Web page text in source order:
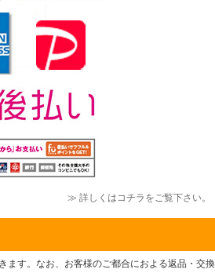
≫ 詳しくはコチラをご覧下さい。
ます。なお、お客様のご都合におよる返品・交換